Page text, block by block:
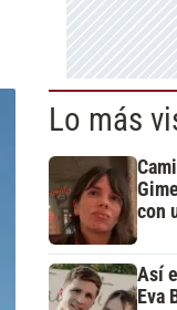
Lo más
con
Así
Eva